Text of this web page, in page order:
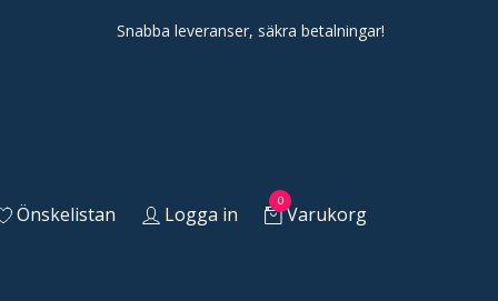
Snabba leveranser, säkra betalningar!
Önskelistan Logga in
0
Varukorg